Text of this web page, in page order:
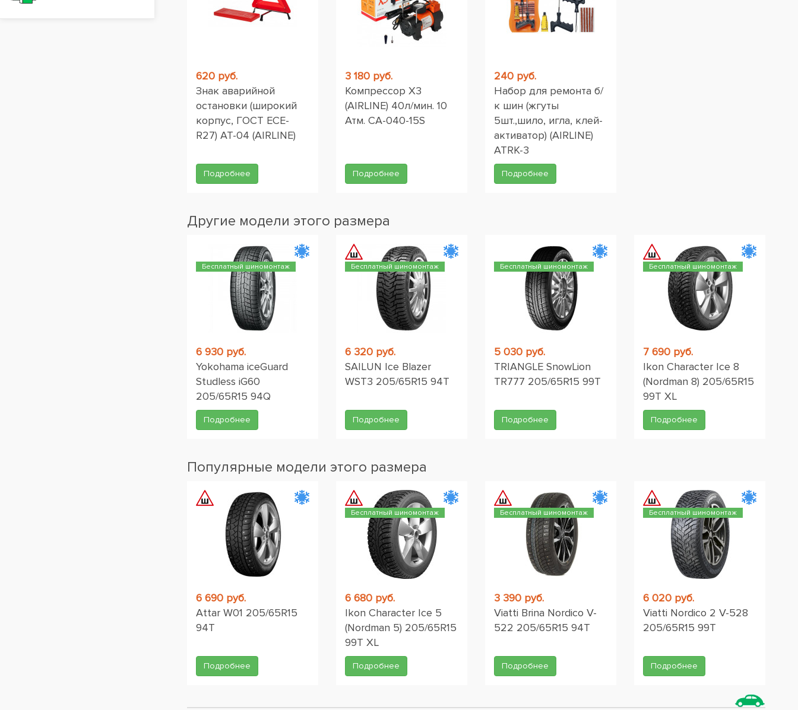
620 руб.
Знак аварийной
остановки (широкий
корпус, ГОСТ ЕСЕ-
R27) AT-04 (AIRLINE)
Подробнее
3 180 руб.
Компрессор X3
(AIRLINE) 40л/мин. 10
Атм. CA-040-15S
Подробнее
240 руб.
Набор для ремонта б/
к шин (жгуты
5шт.,шило, игла, клей-
активатор) (AIRLINE)
ATRK-3
Подробнее
Другие модели этого размера
Бесплатный шиномонтаж
6 930 руб.
Yokohama iceGuard
Studless iG60
205/65R15 94Q
Подробнее
Бесплатный шиномонтаж
6 320 руб.
SAILUN Ice Blazer
WST3 205/65R15 94T
Подробнее
Бесплатный шиномонтаж
5 030 руб.
TRIANGLE SnowLion
TR777 205/65R15 99T
Подробнее
Бесплатный шиномонтаж
7 690 руб.
Ikon Character Ice 8
(Nordman 8) 205/65R15
99T XL
Подробнее
Популярные модели этого размера
6 690 руб.
Attar W01 205/65R15
94T
Подробнее
Бесплатный шиномонтаж
6 680 руб.
Ikon Character Ice 5
(Nordman 5) 205/65R15
99T XL
Подробнее
Бесплатный шиномонтаж
3 390 руб.
Viatti Brina Nordico V-
522 205/65R15 94T
Подробнее
Бесплатный шиномонтаж
6 020 руб.
Viatti Nordico 2 V-528
205/65R15 99T
Подробнее